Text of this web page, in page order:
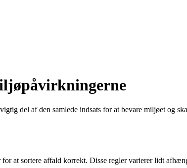
del af den samlede indsats for at bevare miljøet og
at sortere affald korrekt. Disse regler varierer lidt